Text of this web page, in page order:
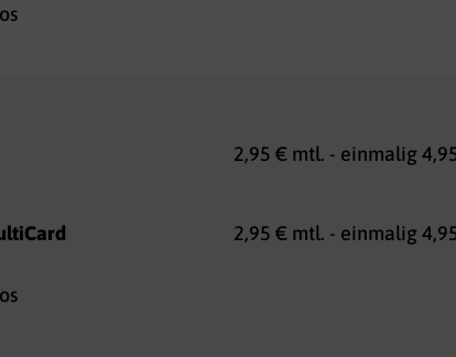
2,95 € mtl. - einmalig
2,95 € mtl. - einmalig